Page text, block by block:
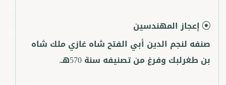
إعجاز المهندسين
صنفه لنجم الدين أبي الفتح شاه غازي ملك شاه
بن طغرلبك وفرغ من تصنيفه سنة 570هـ.